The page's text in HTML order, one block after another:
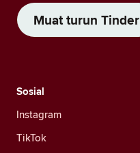
Muat turun Tinder
Sosial
Instagram
TikTok